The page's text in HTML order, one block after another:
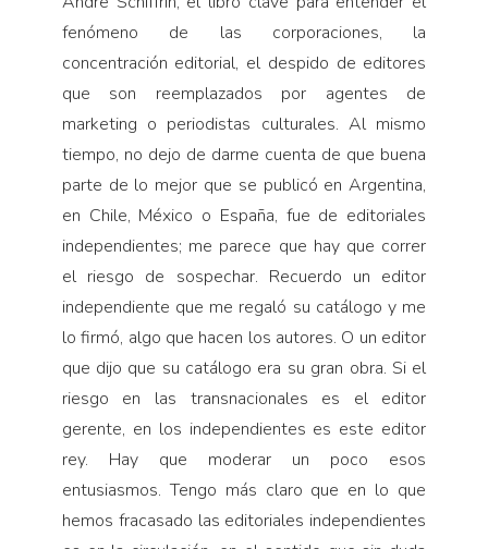
fenómeno de las corporaciones, la
concentración editorial, el despido de editores
que son reemplazados por agentes de
marketing o periodistas culturales. Al mismo
tiempo, no dejo de darme cuenta de que buena
parte de lo mejor que se publicó en Argentina,
en Chile, México o España, fue de editoriales
independientes; me parece que hay que correr
el riesgo de sospechar. Recuerdo un editor
independiente que me regaló su catálogo y me
lo firmó, algo que hacen los autores. O un editor
que dijo que su catálogo era su gran obra. Si el
riesgo en las transnacionales es el editor
gerente, en los independientes es este editor
rey. Hay que moderar un poco esos
entusiasmos. Tengo más claro que en lo que
hemos fracasado las editoriales independientes